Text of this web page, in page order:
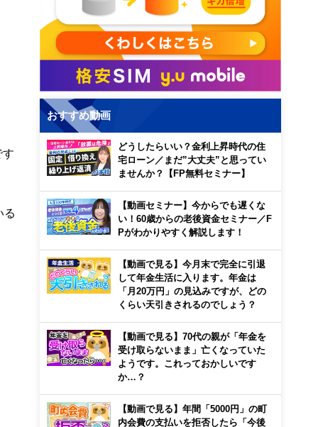
す
る
おすすめ動画
どうしたらいい？金利上昇時代の住
宅ローン／まだ”大丈夫”と思ってい
ませんか？【FP無料セミナー】
【動画セミナー】今からでも遅くな
い！60歳からの老後資金セミナー／F
Pがわかりやすく解説します！
【動画で見る】今月末で完全に引退
して年金生活に入ります。年金は
「月20万円」の見込みですが、どの
くらい天引きされるのでしょう？
【動画で見る】70代の親が「年金を
受け取らないまま」亡くなっていた
ようです。これっておかしいです
か…？
【動画で見る】年間「5000円」の町
内会費の支払いを拒否したら「今後